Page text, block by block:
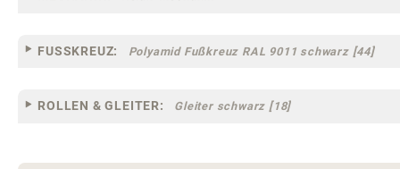
FUSSKREUZ: Polyamid Fußkreuz RAL 9011 schwarz [44]
ROLLEN & GLEITER: Gleiter schwarz [18]